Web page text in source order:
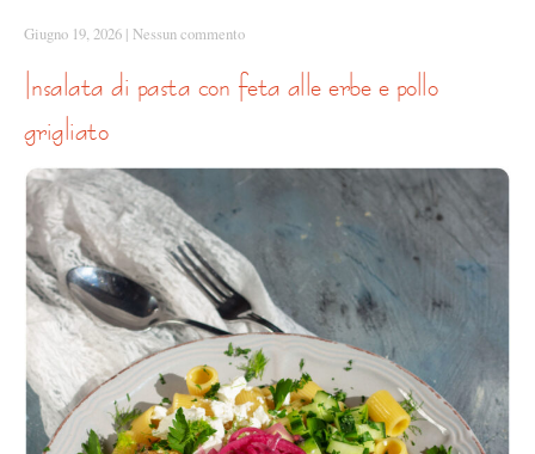
Giugno 19, 2026 | Nessun commento
grigliato